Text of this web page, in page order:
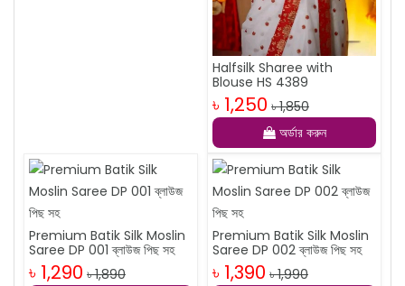
Halfsilk Sharee with
Blouse HS 4389
৳ 1,250 ৳ 1,850
অর্ডার করুন
Premium Batik Silk Moslin
Saree DP 001 ব্লাউজ পিছ সহ
৳ 1,290 ৳ 1,890
Premium Batik Silk Moslin
Saree DP 002 ব্লাউজ পিছ সহ
৳ 1,390 ৳ 1,990